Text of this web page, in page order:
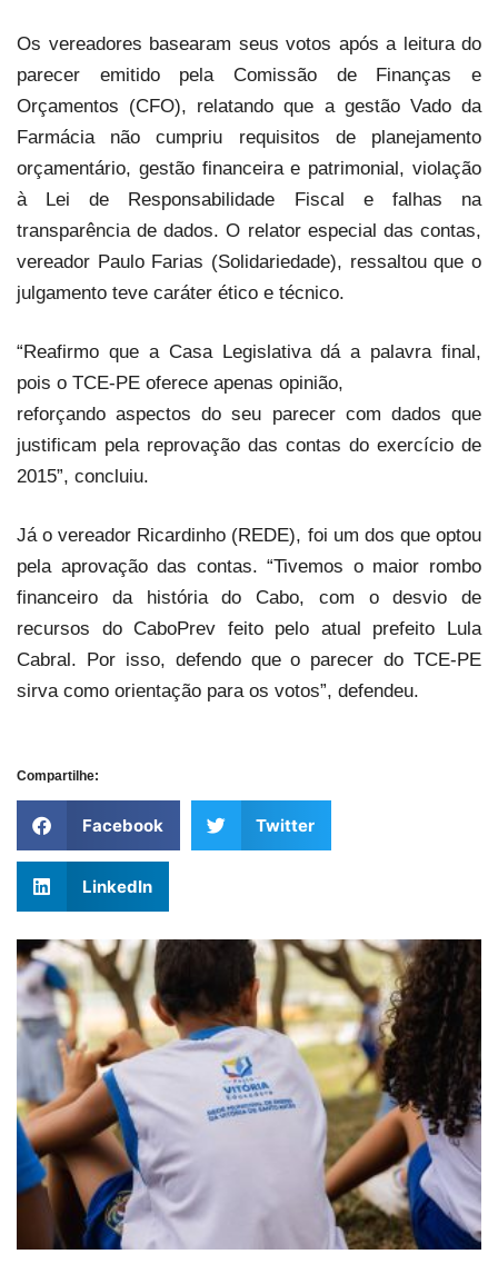
Os vereadores basearam seus votos após a leitura do
parecer emitido pela Comissão de Finanças e
Orçamentos (CFO), relatando que a gestão Vado da
Farmácia não cumpriu requisitos de planejamento
orçamentário, gestão financeira e patrimonial, violação
à Lei de Responsabilidade Fiscal e falhas na
transparência de dados. O relator especial das contas,
vereador Paulo Farias (Solidariedade), ressaltou que o
julgamento teve caráter ético e técnico.
“Reafirmo que a Casa Legislativa dá a palavra final,
pois o TCE-PE oferece apenas opinião,
reforçando aspectos do seu parecer com dados que
justificam pela reprovação das contas do exercício de
2015”, concluiu.
Já o vereador Ricardinho (REDE), foi um dos que optou
pela aprovação das contas. “Tivemos o maior rombo
financeiro da história do Cabo, com o desvio de
recursos do CaboPrev feito pelo atual prefeito Lula
Cabral. Por isso, defendo que o parecer do TCE-PE
sirva como orientação para os votos”, defendeu.
Compartilhe:
Facebook Twitter
LinkedIn